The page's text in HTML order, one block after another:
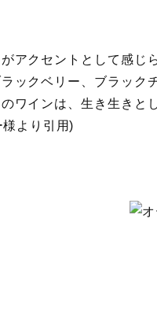
アクセントとして感じ
ックベリー、ブラック
ワインは、生き生きと
より引用)